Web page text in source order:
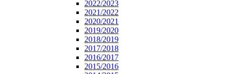
2022/2023
2021/2022
2020/2021
2019/2020
2018/2019
2017/2018
2016/2017
2015/2016